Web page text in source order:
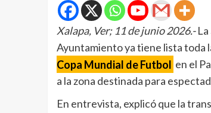
Xalapa, Ver; 11 de junio 2026.-
Ayuntamiento ya tiene lista toda
Copa Mundial de Futbol en el
a la zona destinada para
En entrevista, explicó que la